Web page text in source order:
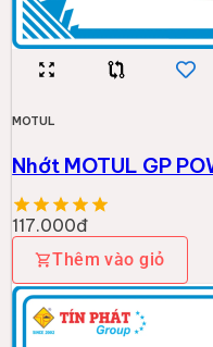
MOTUL
Nhớt MOTUL GP
117.000đ
Thêm vào giỏ